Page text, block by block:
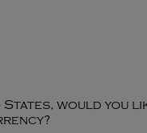
would you